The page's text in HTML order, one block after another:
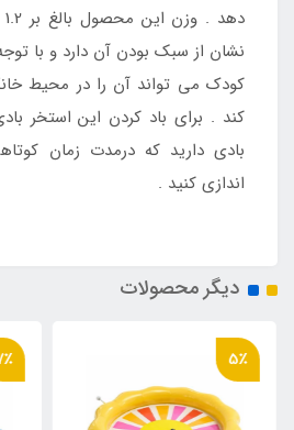
نشان از سبک بودن آن دارد و با
کودک می تواند آن را در محیط
کند . برای باد کردن این استخر
بادی دارید که درمدت زمان
اندازی کنید .
دیگر محصولات
5٪